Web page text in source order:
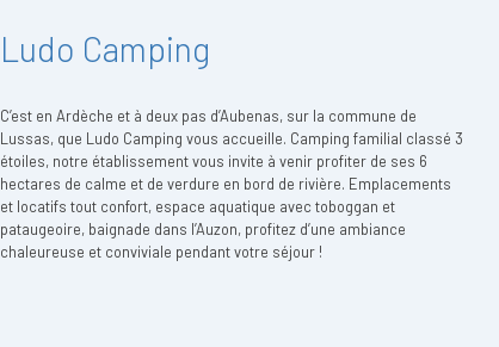
Ludo Camping
C’est en Ardèche et à deux pas d’Aubenas, sur la commune de
Lussas, que Ludo Camping vous accueille. Camping familial classé 3
étoiles, notre établissement vous invite à venir profiter de ses 6
hectares de calme et de verdure en bord de rivière. Emplacements
et locatifs tout confort, espace aquatique avec toboggan et
pataugeoire, baignade dans l’Auzon, profitez d’une ambiance
chaleureuse et conviviale pendant votre séjour !